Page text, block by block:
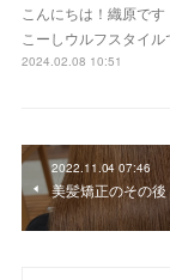
こんにちは！織原で
こーしウルフスタイル
2024.02.08 10:51
2022.11.04 07:46
美髪矯正のその後